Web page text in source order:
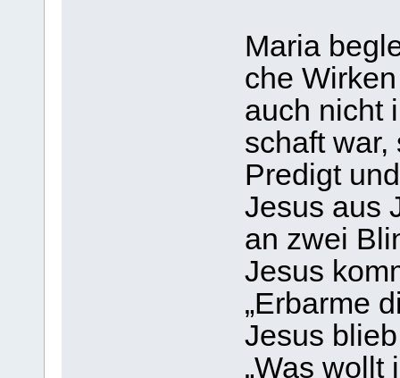
Maria
che
auch nicht
schaft
Pre­digt
Jesus aus
an zwei
Jesus
„Erbarme
Jesus
„Was wollt